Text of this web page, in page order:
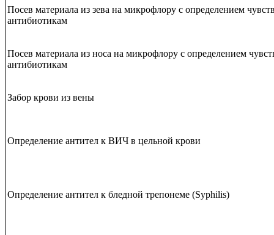
Посев материала из зева на микрофлору с определением
антибиотикам
Посев материала из носа на микрофлору с определением
антибиотикам
Забор крови из вены
Определение антител к ВИЧ в цельной крови
Определение антител к бледной трепонеме (Syphilis)